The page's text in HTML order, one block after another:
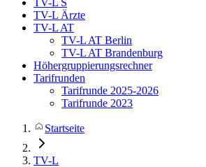
TV-L S
TV-L Ärzte
TV-L AT
TV-L AT Berlin
TV-L AT Brandenburg
Höhergruppierungsrechner
Tarifrunden
Tarifrunde 2025-2026
Tarifrunde 2023
Startseite
TV-L